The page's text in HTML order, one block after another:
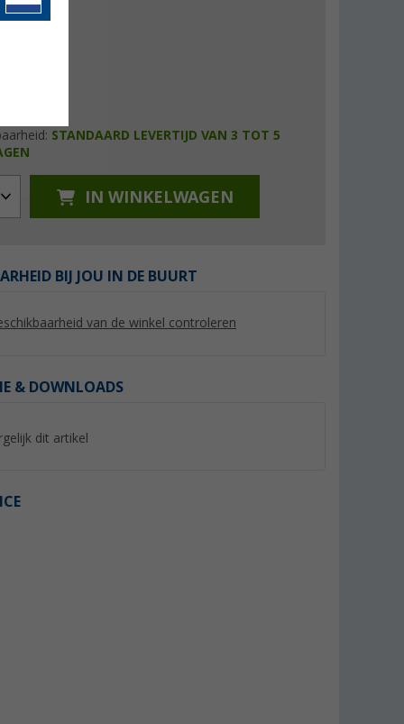
STANDAARD LEVERTIJD VAN 3 TOT 5
IN WINKELWAGEN
BIJ JOU IN DE BUURT
van de winkel controleren
& DOWNLOADS
dit artikel